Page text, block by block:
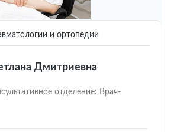
и ортопедии
Дмитриевна
отделение: Врач-